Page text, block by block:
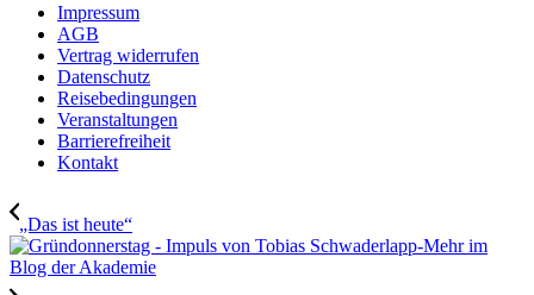
Impressum
AGB
Vertrag widerrufen
Datenschutz
Reisebedingungen
Veranstaltungen
Barrierefreiheit
Kontakt
„Das ist heute“